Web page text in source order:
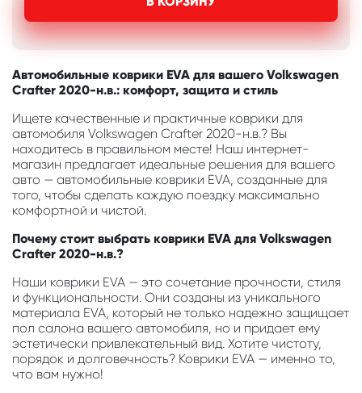
Автомобильные коврики EVA для вашего Volkswagen
Crafter 2020-н.в.: комфорт, защита и стиль
Ищете качественные и практичные коврики для
автомобиля Volkswagen Crafter 2020-н.в.? Вы
находитесь в правильном месте! Наш интернет-
магазин предлагает идеальные решения для вашего
авто — автомобильные коврики EVA, созданные для
того, чтобы сделать каждую поездку максимально
комфортной и чистой.
Почему стоит выбрать коврики EVA для Volkswagen
Crafter 2020-н.в.?
Наши коврики EVA — это сочетание прочности, стиля
и функциональности. Они созданы из уникального
материала EVA, который не только надежно защищает
пол салона вашего автомобиля, но и придает ему
эстетически привлекательный вид. Хотите чистоту,
порядок и долговечность? Коврики EVA — именно то,
что вам нужно!